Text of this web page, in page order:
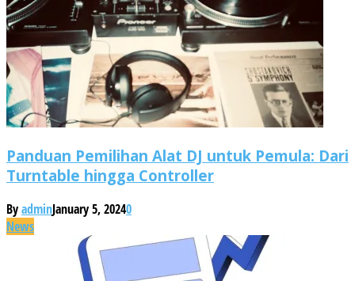
Panduan Pemilihan Alat DJ untuk Pemula: Dari
Turntable hingga Controller
ByadminJanuary 5, 20240
News